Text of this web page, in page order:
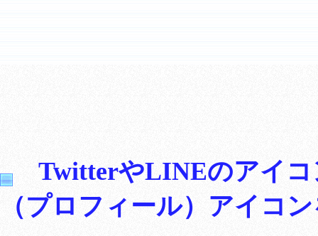
TwitterやLINEのアイ
（プロフィール）アイコ